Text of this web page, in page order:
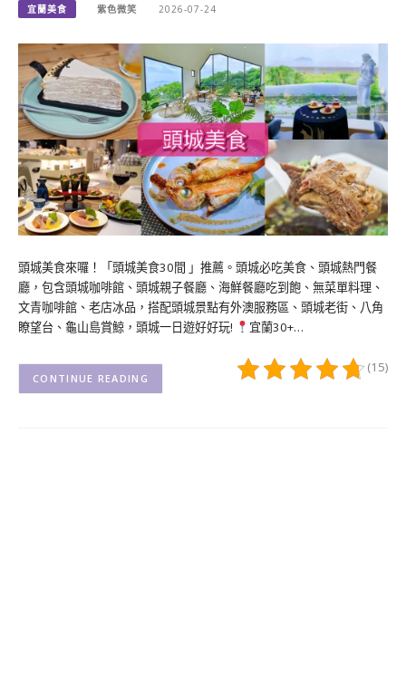
宜蘭美食 紫色微笑 2026-07-24
頭城美食來囉！「頭城美食30間 」推薦。頭城必吃美食、頭城熱門餐
廳，包含頭城咖啡館、頭城親子餐廳、海鮮餐廳吃到飽、無菜單料理、
文青咖啡館、老店冰品，搭配頭城景點有外澳服務區、頭城老街、八角
瞭望台、龜山島賞鯨，頭城一日遊好好玩!
宜蘭30+…
(15)
CONTINUE READING